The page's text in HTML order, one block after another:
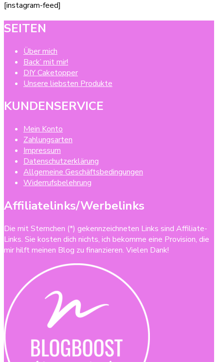
[instagram-feed]
SEITEN
Über mich
Back’ mit mir!
DIY Caketopper
Unsere liebsten Produkte
KUNDENSERVICE
Mein Konto
Zahlungsarten
Impressum
Datenschutzerklärung
Allgemeine Geschäftsbedingungen
Widerrufsbelehrung
Affiliatelinks/Werbelinks
Die mit Sternchen (*) gekennzeichneten Links sind Affiliate-
Links. Sie kosten dich nichts, ich bekomme eine Provision, die
mir hilft meinen Blog zu finanzieren. Vielen Dank!